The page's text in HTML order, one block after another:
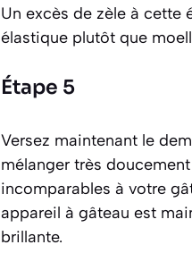
Un excès de zèle à cette
élastique plutôt que
Étape 5
Versez maintenant le
mélanger très
incomparables à votre
appareil à gâteau est
brillante.